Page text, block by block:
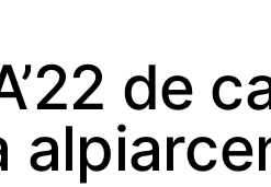
de